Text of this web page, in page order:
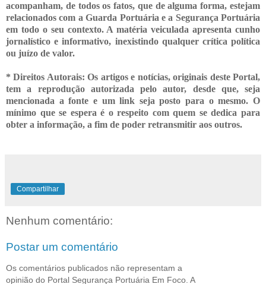
acompanham, de todos os fatos, que de alguma forma, estejam
relacionados com a Guarda Portuária e a Segurança Portuária
em todo o seu contexto. A matéria veiculada apresenta cunho
jornalístico e informativo, inexistindo qualquer crítica política
ou juízo de valor.
* Direitos Autorais: Os artigos e notícias, originais deste Portal,
tem a reprodução autorizada pelo autor, desde que, seja
mencionada a fonte e um link seja posto para o mesmo. O
mínimo que se espera é o respeito com quem se dedica para
obter a informação, a fim de poder retransmitir aos outros.
Compartilhar
Nenhum comentário:
Postar um comentário
Os comentários publicados não representam a
opinião do Portal Segurança Portuária Em Foco. A